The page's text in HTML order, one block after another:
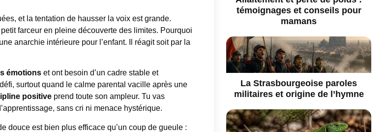
et la tentation de hausser la voix est grande.
farceur en pleine découverte des limites. Pourquoi
anarchie intérieure pour l’enfant. Il réagit soit par la
émotions et ont besoin d’un cadre stable et
surtout quand le calme parental vacille après une
positive prend toute son ampleur. Tu vas
sans cri ni menace hystérique.
douce est bien plus efficace qu’un coup de gueule :
témoignages et conseils pour
mamans
La Strasbourgeoise paroles
militaires et origine de l’hymne